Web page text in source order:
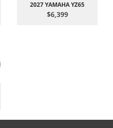
2027 YAMAHA YZ65
$6,399